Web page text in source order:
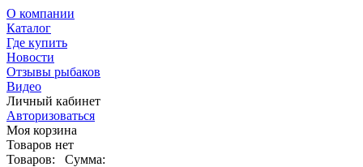
О компании
Каталог
Где купить
Новости
Отзывы рыбаков
Видео
Личный кабинет
Авторизоваться
Моя корзина
Товаров нет
Товаров:
Сумма: